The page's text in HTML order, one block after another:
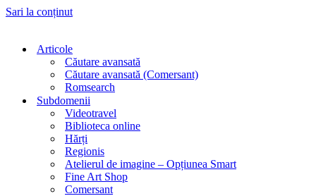
Sari la conținut
Articole
Căutare avansată
Căutare avansată (Comersant)
Romsearch
Subdomenii
Videotravel
Biblioteca online
Hărți
Regionis
Atelierul de imagine – Opțiunea Smart
Fine Art Shop
Comersant